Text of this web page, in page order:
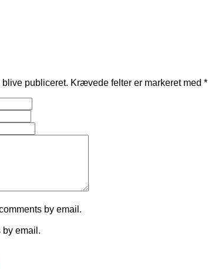
publiceret. Krævede felter er markeret med *
by email.
by email.